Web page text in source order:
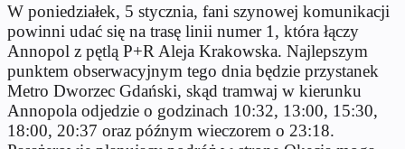
W poniedziałek, 5 stycznia, fani szynowej komunikacji
powinni udać się na trasę linii numer 1, która łączy
Annopol z pętlą P+R Aleja Krakowska. Najlepszym
punktem obserwacyjnym tego dnia będzie przystanek
Metro Dworzec Gdański, skąd tramwaj w kierunku
Annopola odjedzie o godzinach 10:32, 13:00, 15:30,
18:00, 20:37 oraz późnym wieczorem o 23:18.